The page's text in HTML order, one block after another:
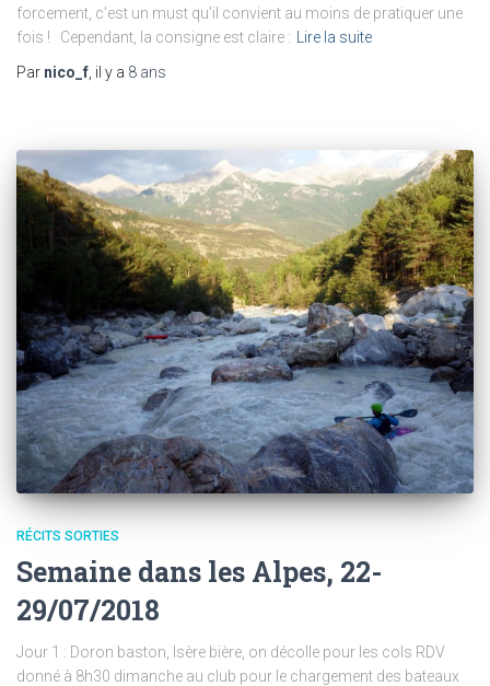
forcement, c’est un must qu’il convient au moins de pratiquer une
fois ! Cependant, la consigne est claire : Lire la suite
Par nico_f, il y a 8 ans
RÉCITS SORTIES
Semaine dans les Alpes, 22-
29/07/2018
Jour 1 : Doron baston, Isère bière, on décolle pour les cols RDV
donné à 8h30 dimanche au club pour le chargement des bateaux